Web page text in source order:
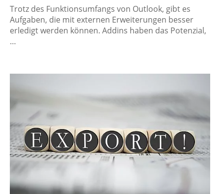
Trotz des Funktionsumfangs von Outlook, gibt es
Aufgaben, die mit externen Erweiterungen besser
erledigt werden können. Addins haben das Potenzial,
…